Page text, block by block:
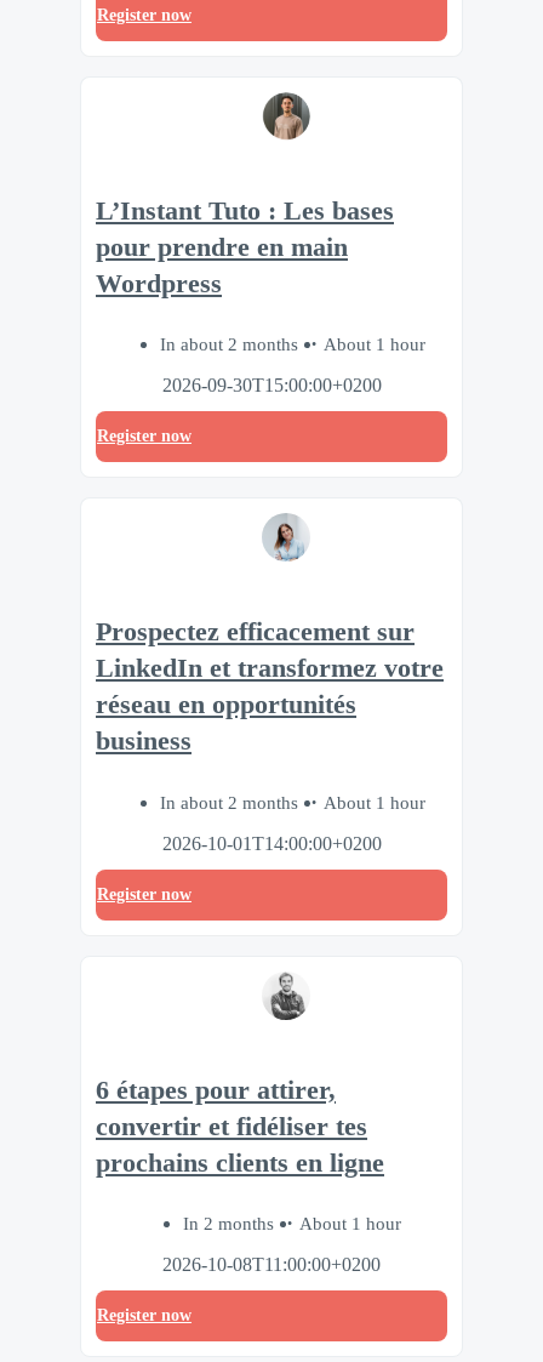
Register now
L’Instant Tuto : Les bases
pour prendre en main
Wordpress
In about 2 months
About 1 hour
2026-09-30T15:00:00+0200
Register now
Prospectez efficacement sur
LinkedIn et transformez votre
réseau en opportunités
business
In about 2 months
About 1 hour
2026-10-01T14:00:00+0200
Register now
6 étapes pour attirer,
convertir et fidéliser tes
prochains clients en ligne
In 2 months
About 1 hour
2026-10-08T11:00:00+0200
Register now